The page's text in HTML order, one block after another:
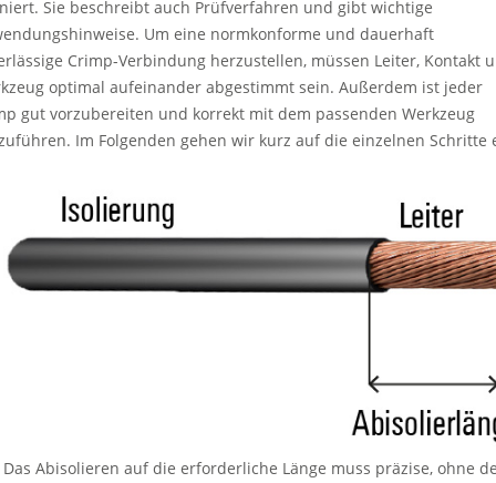
Sie beschreibt auch Prüfverfahren und gibt wichtige
Um eine normkonforme und dauerhaft
Crimp-Verbindung herzustellen, müssen Leiter, Kontakt
optimal aufeinander abgestimmt sein. Außerdem ist jeder
gut vorzubereiten und korrekt mit dem passenden Werkzeug
Im Folgenden gehen wir kurz auf die einzelnen Schritte
Das Abisolieren auf die erforderliche Länge muss präzise, ohne